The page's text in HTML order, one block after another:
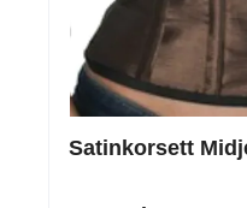
Satinkorsett